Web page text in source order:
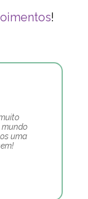
!
mundo
uma